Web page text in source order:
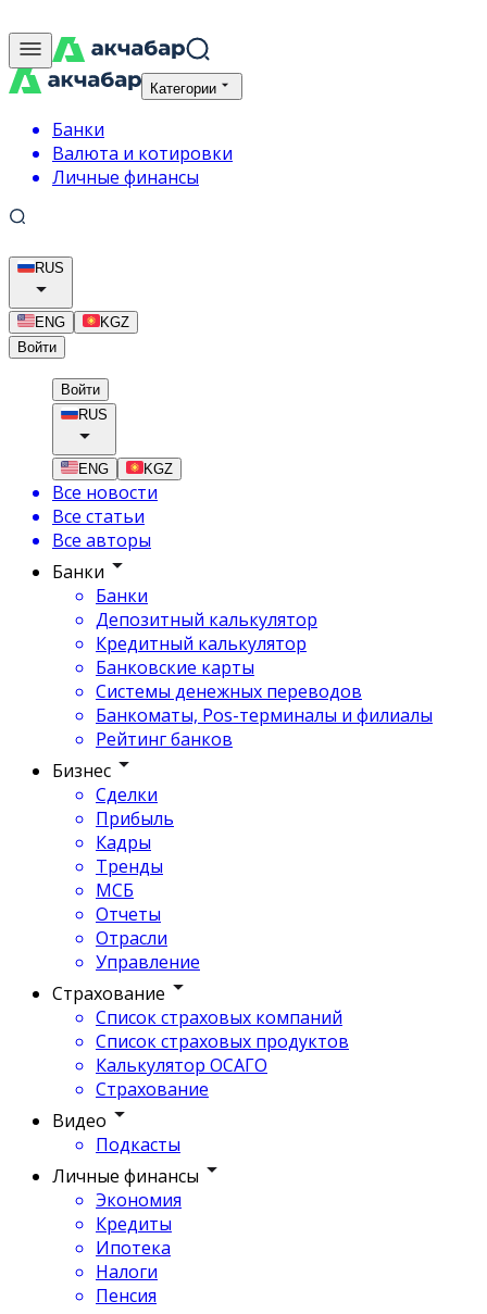
Категории
Банки
Валюта и котировки
Личные финансы
RUS
ENG
KGZ
Войти
Войти
RUS
ENG KGZ
Все новости
Все статьи
Все авторы
Банки
Банки
Депозитный калькулятор
Кредитный калькулятор
Банковские карты
Системы денежных переводов
Банкоматы, Pos-терминалы и филиалы
Рейтинг банков
Бизнес
Сделки
Прибыль
Кадры
Тренды
МСБ
Отчеты
Отрасли
Управление
Страхование
Список страховых компаний
Список страховых продуктов
Калькулятор ОСАГО
Страхование
Видео
Подкасты
Личные финансы
Экономия
Кредиты
Ипотека
Налоги
Пенсия